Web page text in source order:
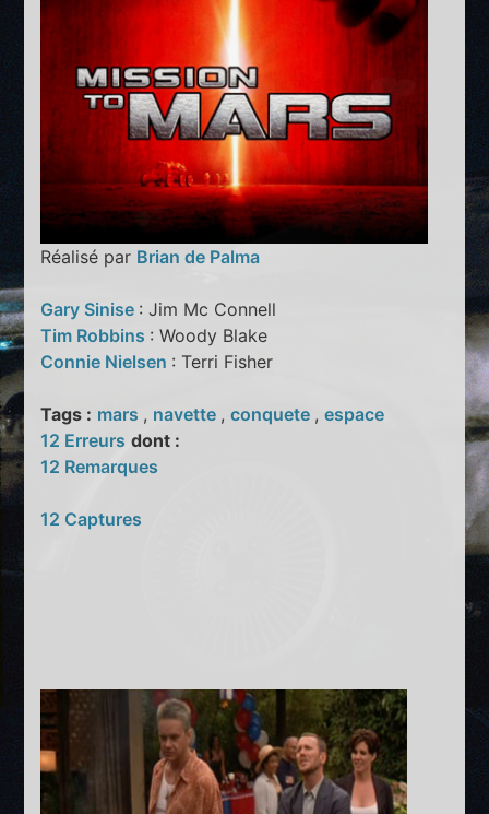
Réalisé par Brian de Palma
Gary Sinise : Jim Mc Connell
Tim Robbins : Woody Blake
Connie Nielsen : Terri Fisher
Tags : mars , navette ,conquete ,espace
12 Erreurs dont :
12 Remarques
12 Captures